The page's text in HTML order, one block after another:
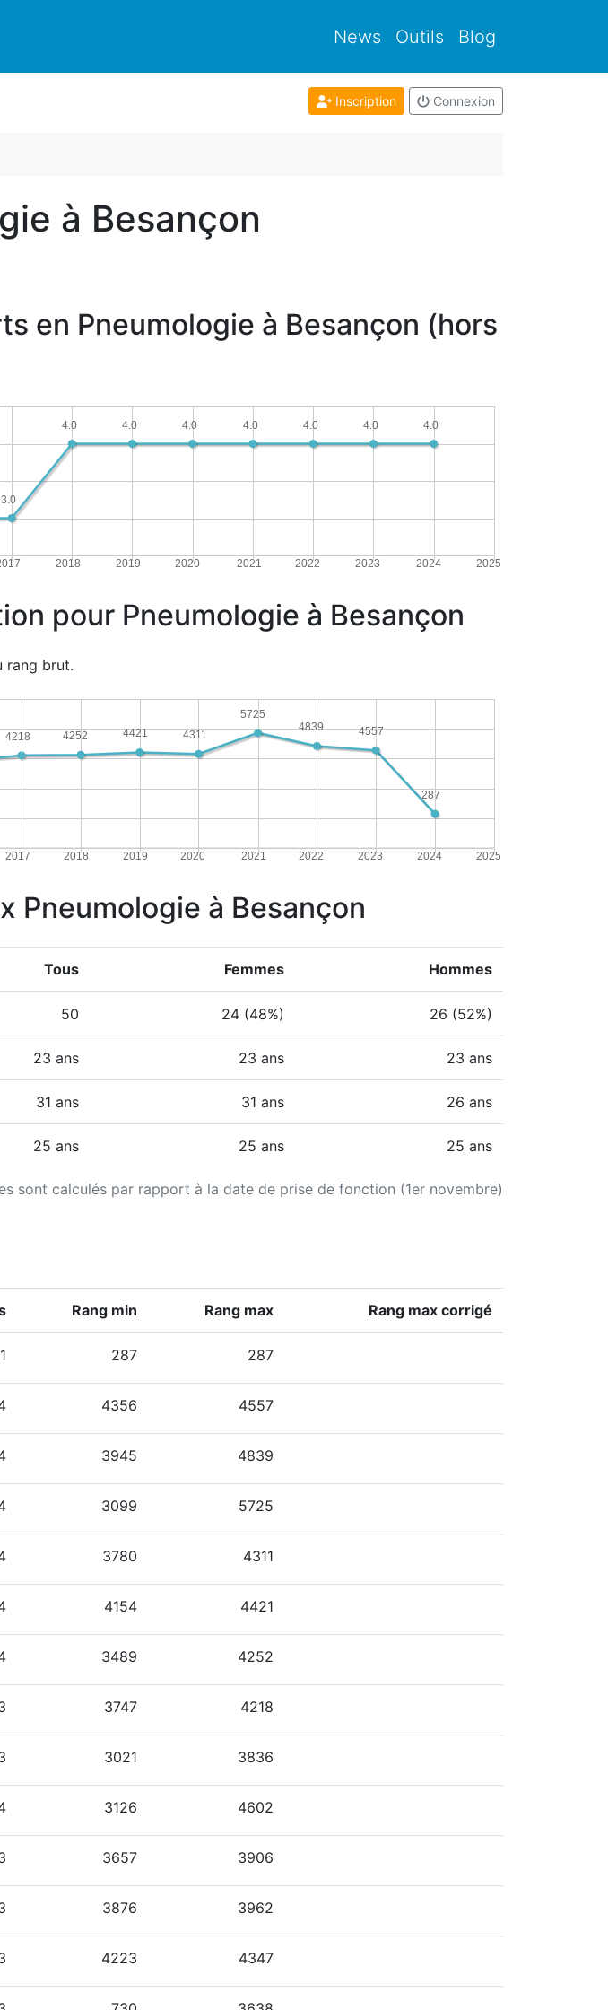
News Outils Blog
Inscription Connexion
à Besançon
en Pneumologie à Besançon (hors
2018 2019 2020 2021 2022 2023 2024 2025
4.0
4.0
4.0
4.0
4.0
4.0
4.0
3.0
pour Pneumologie à Besançon
rang brut.
2017 2018 2019 2020 2021 2022 2023 2024 2025
287
4557
4839
5725
4311
4421
4252
4218
Pneumologie à Besançon
sont calculés par rapport à la date de prise de fonction (1er novembre)
Tous Femmes Hommes
50 24 (48%) 26 (52%)
23 ans 23 ans 23 ans
31 ans 31 ans 26 ans
25 ans 25 ans 25 ans
Rang min Rang max Rang max corrigé
1 287 287
4356 4557
3945 4839
3099 5725
3780 4311
4154 4421
3489 4252
3747 4218
3021 3836
3126 4602
3657 3906
3876 3962
4223 4347